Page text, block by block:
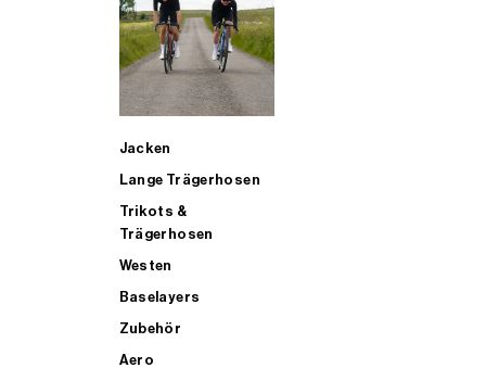
Jacken
Lange Trägerhosen
Trikots &
Trägerhosen
Westen
Baselayers
Zubehör
Aero
ALLE TRIATHLONARTIKEL FÜR MÄNNER KAUFEN